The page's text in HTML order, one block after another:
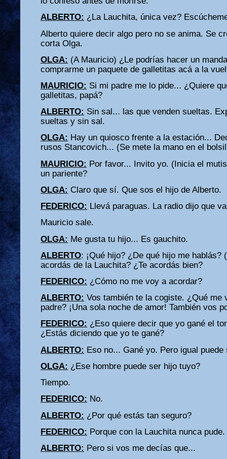
ALBERTO: ¿La Lauchita, única vez?
Alberto quiere decir algo pero no se anima. Se
corta Olga.
OLGA: (A Mauricio) ¿Le podrías hacer un
comprarme un paquete de galletitas acá a la
MAURICIO: Si mi padre me lo pide... ¿Quiere
galletitas, papá?
ALBERTO: Sin sal... las que venden sueltas.
sueltas y sin sal.
OLGA: Hay un quiosco frente a la estación...
rusos Stancovich... (Se mete la mano en el
MAURICIO: Por favor... Invito yo. (Inicia el
un pariente?
OLGA: Claro que sí. Que sos el hijo de Alberto.
FEDERICO: Llevá paraguas. La radio dijo que
Mauricio sale.
OLGA: Me gusta tu hijo... Es gauchito.
ALBERTO: ¡Qué hijo? ¿De qué hijo me
acordás de la Lauchita? ¿Te acordás bien?
FEDERICO: ¿Cómo no me voy a acordar?
ALBERTO: Vos también te la cogiste. ¿Qué me
padre? ¡Una sola noche de amor! También vos
FEDERICO: ¿Eso quiere decir que yo gané el
¿Estás diciendo que yo te gané?
ALBERTO: Eso no... Gané yo. Pero igual puede
OLGA: ¿Ese hombre puede ser hijo tuyo?
Tiempo.
FEDERICO: No.
ALBERTO: ¿Por qué estás tan seguro?
FEDERICO: Porque con la Lauchita nunca pude.
ALBERTO: Pero si vos me decías que...